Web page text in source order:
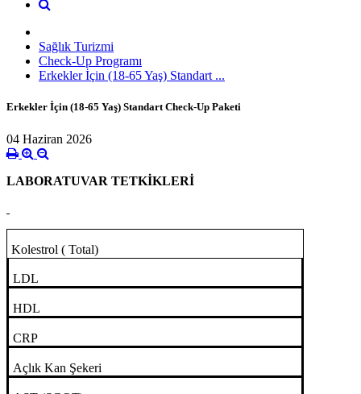
Sağlık Turizmi
Check-Up Programı
Erkekler İçin (18-65 Yaş) Standart ...
Erkekler İçin (18-65 Yaş) Standart Check-Up Paketi
04 Haziran 2026
LABORATUVAR TETKİKLERİ
Kolestrol ( Total)
LDL
HDL
CRP
Açlık Kan Şekeri